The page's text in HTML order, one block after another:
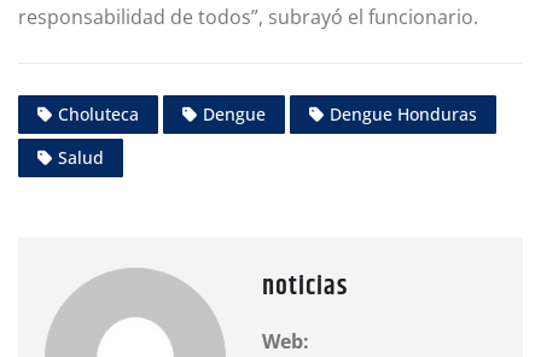
responsabilidad de todos”, subrayó el funcionario.
Choluteca Dengue
Dengue Honduras
Salud
noticias
Web: